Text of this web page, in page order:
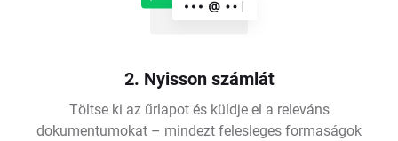
2. Nyisson számlát
Töltse ki az űrlapot és küldje el a releváns
dokumentumokat – mindezt felesleges formaságok